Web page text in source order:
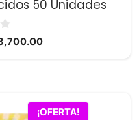
50 Unidades
El
¡OFERTA!